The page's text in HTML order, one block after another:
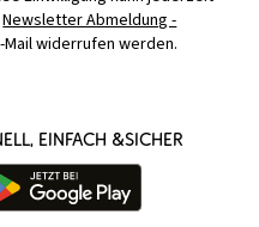
Newsletter Abmeldung -
widerrufen werden.
EINFACH &SICHER